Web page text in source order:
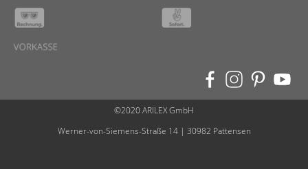
©2020 ARILEX GmbH
Werner-von-Siemens-Straße 14 | 30982 Pattensen